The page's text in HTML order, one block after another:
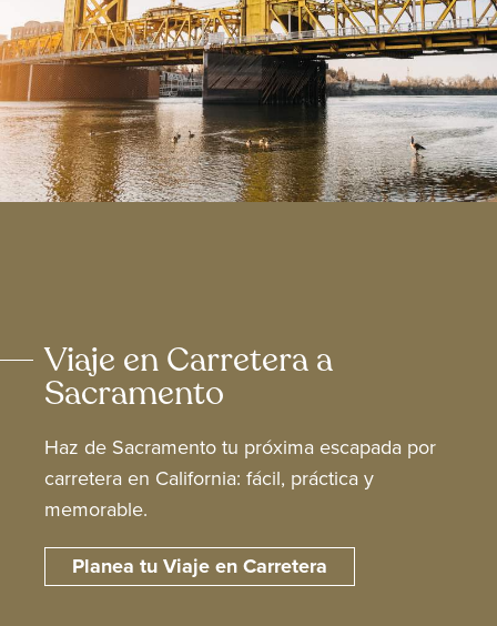
Viaje en Carretera a
Sacramento
Haz de Sacramento tu próxima escapada por
carretera en California: fácil, práctica y
memorable.
Planea tu Viaje en Carretera